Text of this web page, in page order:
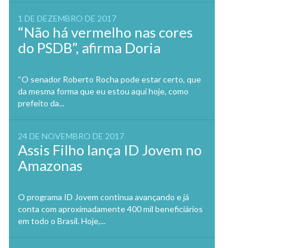
1 DE DEZEMBRO DE 2017
“Não há vermelho nas cores
do PSDB”, afirma Doria
“O senador Roberto Rocha pode estar certo, que
da mesma forma que eu estou aqui hoje, como
prefeito da...
24 DE NOVEMBRO DE 2017
Assis Filho lança ID Jovem no
Amazonas
O programa ID Jovem continua avançando e já
conta com aproximadamente 400 mil beneficiários
em todo o Brasil. Hoje,...